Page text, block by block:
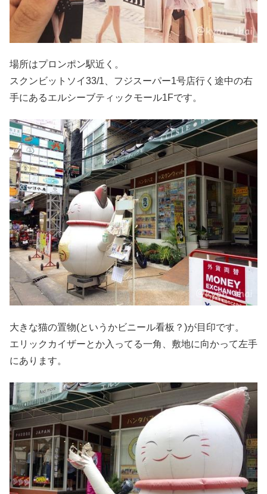
場所はプロンポン駅近く。
スクンビットソイ33/1、フジスーパー1号店行く途中の右
手にあるエルシーブティックモール1Fです。
大きな猫の置物(というかビニール看板？)が目印です。
エリックカイザーとか入ってる一角、敷地に向かって左手
にあります。